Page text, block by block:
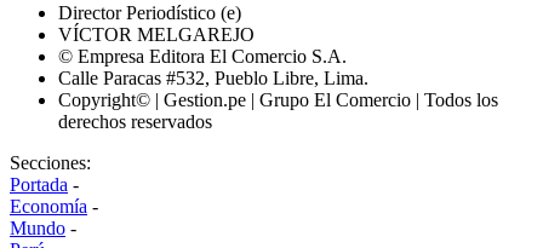
Director Periodístico (e)
VÍCTOR MELGAREJO
© Empresa Editora El Comercio S.A.
Calle Paracas #532, Pueblo Libre, Lima.
Copyright© | Gestion.pe | Grupo El Comercio | Todos los
derechos reservados
Secciones:
Portada -
Economía -
Mundo -